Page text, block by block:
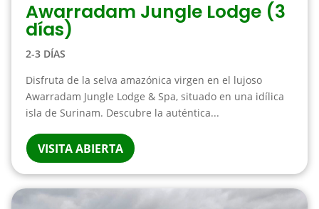
Awarradam Jungle Lodge (3
días)
2-3 DÍAS
Disfruta de la selva amazónica virgen en el lujoso
Awarradam Jungle Lodge & Spa, situado en una idílica
isla de Surinam. Descubre la auténtica...
VISITA ABIERTA